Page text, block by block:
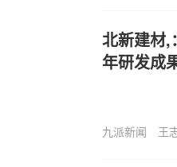
北新建材,
年研发成
九派新闻 王